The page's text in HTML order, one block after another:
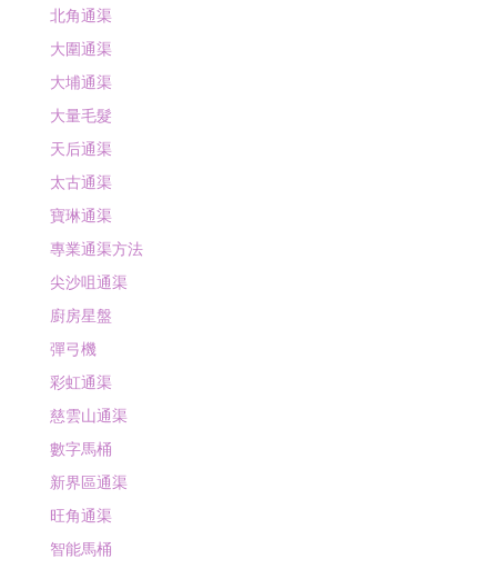
北角通渠
大圍通渠
大埔通渠
大量毛髮
天后通渠
太古通渠
寶琳通渠
專業通渠方法
尖沙咀通渠
廚房星盤
彈弓機
彩虹通渠
慈雲山通渠
數字馬桶
新界區通渠
旺角通渠
智能馬桶